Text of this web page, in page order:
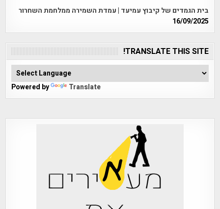
בית הגמדים של קיבוץ עמיעד | עמדת השמירה ממלחמת השחרור
16/09/2025
TRANSLATE THIS SITE!
Powered by Translate